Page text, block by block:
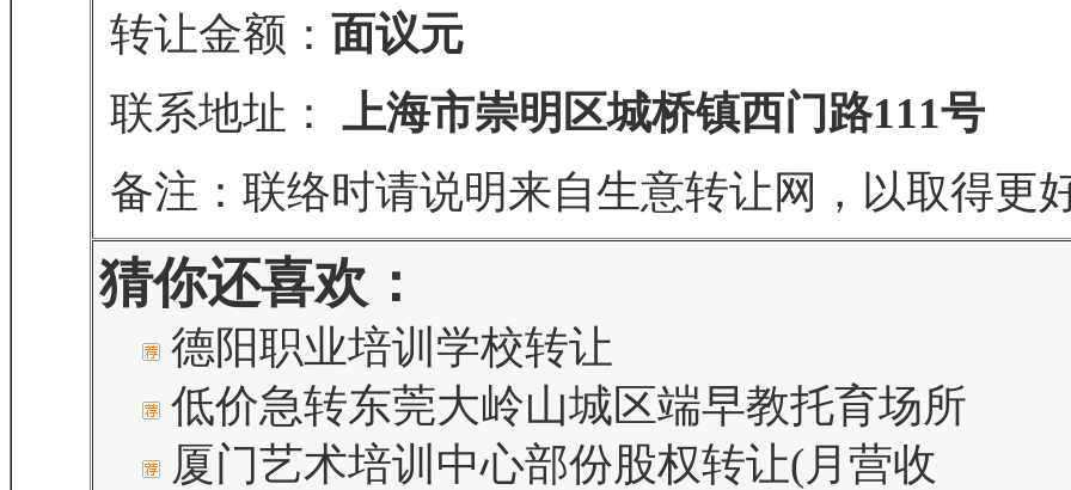
转让金额： 面议元
联系地址：
上海市崇明区城桥镇西门路111号
备注：联络时请说明来自生意转让网，以取得更
猜你还喜欢：
德阳职业培训学校转让
低价急转东莞大岭山城区端早教托育场所
厦门艺术培训中心部份股权转让(月营收